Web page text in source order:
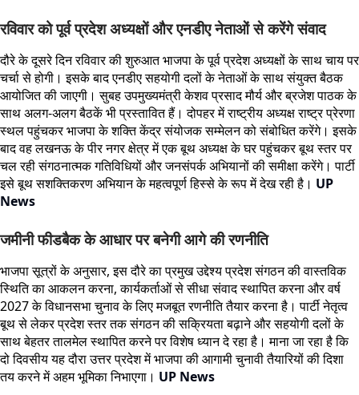
रविवार को पूर्व प्रदेश अध्यक्षों और एनडीए नेताओं से करेंगे संवाद
दौरे के दूसरे दिन रविवार की शुरुआत भाजपा के पूर्व प्रदेश अध्यक्षों के साथ चाय पर
चर्चा से होगी। इसके बाद एनडीए सहयोगी दलों के नेताओं के साथ संयुक्त बैठक
आयोजित की जाएगी। सुबह उपमुख्यमंत्री केशव प्रसाद मौर्य और ब्रजेश पाठक के
साथ अलग-अलग बैठकें भी प्रस्तावित हैं। दोपहर में राष्ट्रीय अध्यक्ष राष्ट्र प्रेरणा
स्थल पहुंचकर भाजपा के शक्ति केंद्र संयोजक सम्मेलन को संबोधित करेंगे। इसके
बाद वह लखनऊ के पीर नगर क्षेत्र में एक बूथ अध्यक्ष के घर पहुंचकर बूथ स्तर पर
चल रही संगठनात्मक गतिविधियों और जनसंपर्क अभियानों की समीक्षा करेंगे। पार्टी
इसे बूथ सशक्तिकरण अभियान के महत्वपूर्ण हिस्से के रूप में देख रही है। UP
News
जमीनी फीडबैक के आधार पर बनेगी आगे की रणनीति
भाजपा सूत्रों के अनुसार, इस दौरे का प्रमुख उद्देश्य प्रदेश संगठन की वास्तविक
स्थिति का आकलन करना, कार्यकर्ताओं से सीधा संवाद स्थापित करना और वर्ष
2027 के विधानसभा चुनाव के लिए मजबूत रणनीति तैयार करना है। पार्टी नेतृत्व
बूथ से लेकर प्रदेश स्तर तक संगठन की सक्रियता बढ़ाने और सहयोगी दलों के
साथ बेहतर तालमेल स्थापित करने पर विशेष ध्यान दे रहा है। माना जा रहा है कि
दो दिवसीय यह दौरा उत्तर प्रदेश में भाजपा की आगामी चुनावी तैयारियों की दिशा
तय करने में अहम भूमिका निभाएगा। UP News